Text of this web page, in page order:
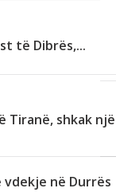
të Dibrës,...
Tiranë, shkak një
në Durrës